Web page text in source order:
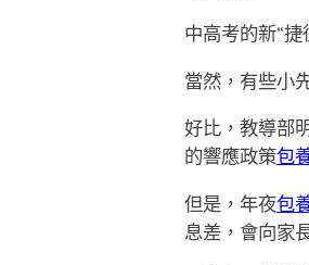
中高考的新“捷
當然，有些小
好比，教導部
的響應政策包
但是，年夜包
息差，會向家